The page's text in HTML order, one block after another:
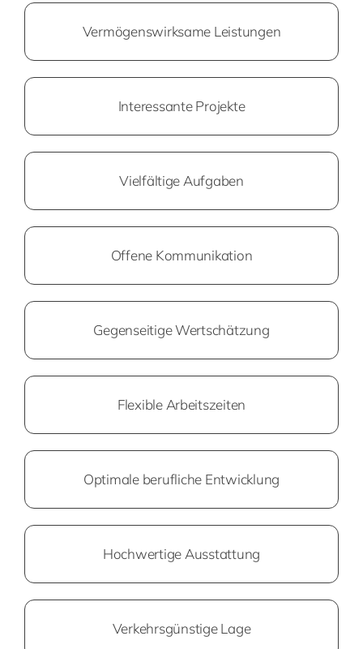
Vermögenswirksame Leistungen
Interessante Projekte
Vielfältige Aufgaben
Offene Kommunikation
Gegenseitige Wertschätzung
Flexible Arbeitszeiten
Optimale berufliche Entwicklung
Hochwertige Ausstattung
Verkehrsgünstige Lage